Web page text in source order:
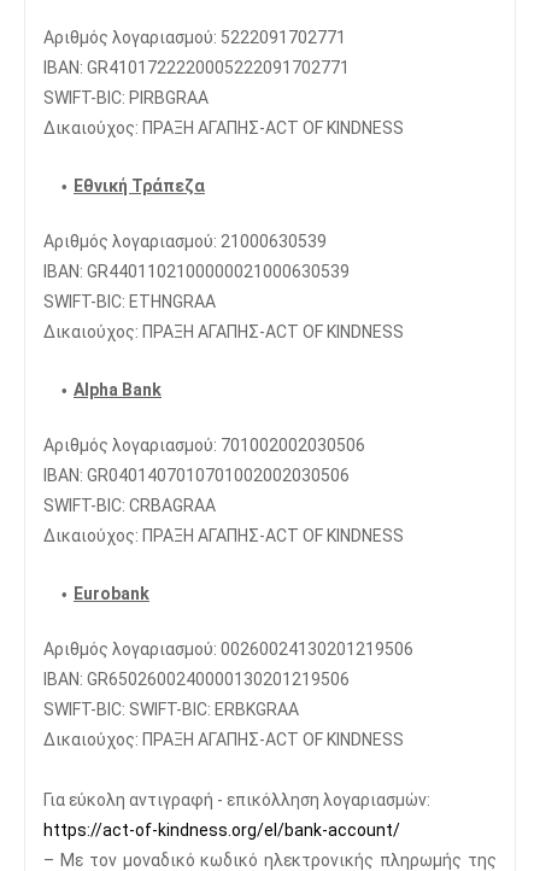
Αριθμός λογαριασμού: 5222091702771
IBAN: GR4101722220005222091702771
SWIFT-BIC: PIRBGRAA
Δικαιούχος: ΠΡΑΞΗ ΑΓΑΠΗΣ-ACT OF KINDNESS
Εθνική Τράπεζα
Αριθμός λογαριασμού: 21000630539
IBAN: GR4401102100000021000630539
SWIFT-BIC: ETHNGRAA
Δικαιούχος: ΠΡΑΞΗ ΑΓΑΠΗΣ-ACT OF KINDNESS
Alpha Bank
Αριθμός λογαριασμού: 701002002030506
IBAN: GR0401407010701002002030506
SWIFT-BIC: CRBAGRAA
Δικαιούχος: ΠΡΑΞΗ ΑΓΑΠΗΣ-ACT OF KINDNESS
Eurobank
Αριθμός λογαριασμού: 00260024130201219506
IBAN: GR6502600240000130201219506
SWIFT-BIC: SWIFT-BIC: ERBKGRAA
Δικαιούχος: ΠΡΑΞΗ ΑΓΑΠΗΣ-ACT OF KINDNESS
Για εύκολη αντιγραφή - επικόλληση λογαριασμών:
https://act-of-kindness.org/el/bank-account/
– Με τον μοναδικό κωδικό ηλεκτρονικής πληρωμής της